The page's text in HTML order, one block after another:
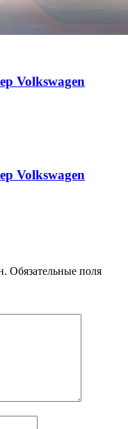
Volkswagen
Volkswagen
Обязательные поля